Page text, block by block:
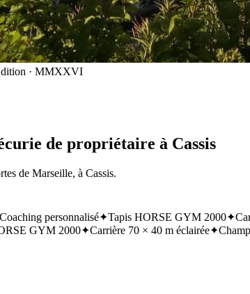
· MMXXVI
de propriétaire à Cassis
de Marseille, à Cassis.
Coaching personnalisé✦Tapis HORSE GYM 2000✦
GYM 2000✦Carrière 70 × 40 m éclairée✦